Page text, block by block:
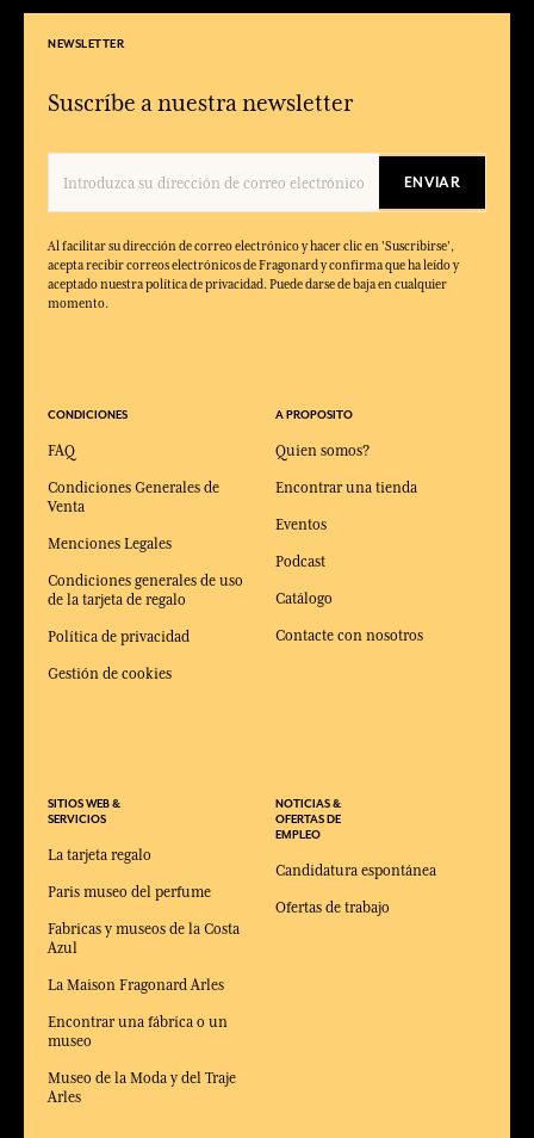
NEWSLETTER
Suscríbe a nuestra newsletter
ENVIAR
Al facilitar su dirección de correo electrónico y hacer clic en 'Suscribirse',
acepta recibir correos electrónicos de Fragonard y confirma que ha leído y
aceptado nuestra política de privacidad. Puede darse de baja en cualquier
momento.
CONDICIONES
FAQ
Condiciones Generales de
Venta
Menciones Legales
Condiciones generales de uso
de la tarjeta de regalo
Política de privacidad
Gestión de cookies
SITIOS WEB &
SERVICIOS
La tarjeta regalo
Paris museo del perfume
Fabricas y museos de la Costa
Azul
La Maison Fragonard Arles
Encontrar una fábrica o un
museo
Museo de la Moda y del Traje
Arles
A PROPOSITO
Quien somos?
Encontrar una tienda
Eventos
Podcast
Catálogo
Contacte con nosotros
NOTICIAS &
OFERTAS DE
EMPLEO
Candidatura espontánea
Ofertas de trabajo